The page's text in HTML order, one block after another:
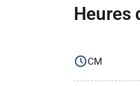
Heures
CM